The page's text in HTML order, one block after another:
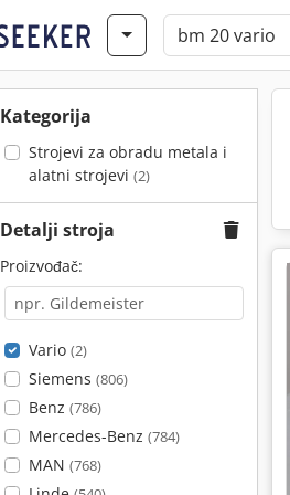
Kategorija
Strojevi za obradu metala i
alatni strojevi (2)
Detalji stroja
Proizvođač:
Vario (2)
Siemens (806)
Benz (786)
Mercedes-Benz (784)
MAN (768)